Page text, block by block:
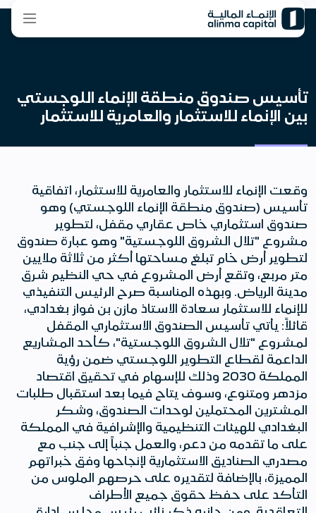
تأسيس صندوق منطقة الإنماء اللوجستي
بين الإنماء للاستثمار والعامرية للاستثمار
وقعت الإنماء للاستثمار والعامرية للاستثمار، اتفاقية
تأسيس (صندوق منطقة الإنماء اللوجستي) وهو
صندوق استثماري خاص عقاري مقفل، لتطوير
مشروع "تلال الشروق اللوجستية" وهو عبارة صندوق
لتطوير أرض خام تبلغ مساحتها أكثر من ثلاثة ملايين
متر مربع، وتقع أرض المشروع في حي النظيم شرق
مدينة الرياض. وبهذه المناسبة صرح الرئيس التنفيذي
للإنماء للاستثمار سعادة الاستاذ مازن بن فواز بغدادي،
قائلاً: يأتي تأسيس الصندوق الاستثماري المقفل
لمشروع "تلال الشروق اللوجستية"، كأحد المشاريع
الداعمة لقطاع التطوير اللوجستي ضمن رؤية
المملكة 2030 وذلك للإسهام في تحقيق اقتصاد
مزدهر ومتنوع، وسوف يتاح فيما بعد استقبال طلبات
المشترين المحتملين لوحدات الصندوق، وشكر
البغدادي للهيئات التنظيمية والإشرافية في المملكة
على ما تقدمه من دعم، والعمل جنباً إلى جنب مع
مصدري الصناديق الاستثمارية لإنجاحها وفق خبراتهم
المميزة، بالإضافة لتقديره على حرصهم الملوس من
التأكد على حفظ حقوق جميع الأطراف